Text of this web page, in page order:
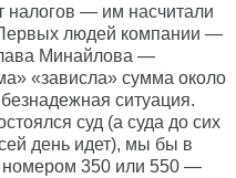
налогов — им насчитали
людей компании —
Минайлова —
«зависла» сумма около
ситуация.
суд (а суда до сих
день идет), мы бы в
номером 350 или 550 —